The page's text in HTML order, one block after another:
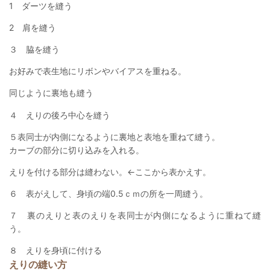
1 ダーツを縫う
2 肩を縫う
３ 脇を縫う
お好みで表生地にリボンやバイアスを重ねる。
同じように裏地も縫う
４ えりの後ろ中心を縫う
５表同士が内側になるように裏地と表地を重ねて縫う。
カーブの部分に切り込みを入れる。
えりを付ける部分は縫わない。←ここから表かえす。
６ 表がえして、身頃の端0.5ｃｍの所を一周縫う。
７ 裏のえりと表のえりを表同士が内側になるように重ねて縫
う。
８ えりを身頃に付ける
えりの縫い方